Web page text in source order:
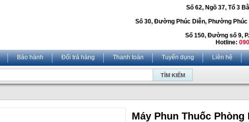
Số 62, Ngõ 37, Tổ 3
Số 30, Đường Phúc Diễn, Phường Phúc
Số 150, Đường số 9,
Hotline:
Bảo hành Đổi trả hàng Thanh toán Tuyển dụng Liên hệ
Máy Phun Thuốc